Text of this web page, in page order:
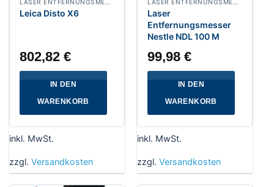
Leica Disto X6
802,82€
IN DEN
WARENKORB
inkl. MwSt.
zzgl. Versandkosten
Laser
Entfernungsmesser
Nestle NDL 100 M
99,98€
IN DEN
WARENKORB
inkl. MwSt.
zzgl. Versandkosten